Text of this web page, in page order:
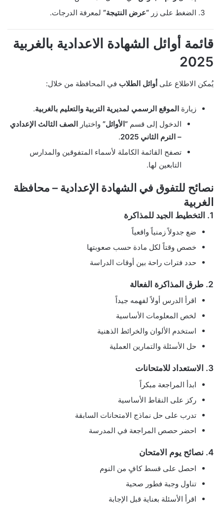
الضغط على زر “عرض النتيجة” لمعرفة الدرجات.
قائمة أوائل الشهادة الاعدادية بالغربية
2025
يُمكن الاطلاع على أوائل الطلاب في المحافظة من خلال:
زيارة الموقع الرسمي لمديرية التربية والتعليم بالغربية.
الدخول إلى قسم “الأوائل” واختيار
الصف الثالث الإعدادي
– الترم الثاني 2025
.
تصفح القائمة الكاملة لأسماء المتفوقين والمدارس
التابعين لها.
نصائح للتفوق في الشهادة الإعدادية – محافظة
الغربية
1. التخطيط الجيد للمذاكرة
ضع جدولاً زمنياً واقعياً
خصص وقتاً لكل مادة حسب صعوبتها
حدد فترات راحة بين أوقات الدراسة
2. طرق المذاكرة الفعالة
اقرأ الدرس أولاً لفهمه جيداً
لخص المعلومات الأساسية
استخدم الألوان والخرائط الذهنية
حل الأسئلة والتمارين العملية
3. الاستعداد للامتحانات
ابدأ المراجعة مبكراً
ركز على النقاط الأساسية
تدرب على حل نماذج الامتحانات السابقة
احضر حصص المراجعة في المدرسة
4. نصائح يوم الامتحان
احصل على قسط كافٍ من النوم
تناول وجبة فطور صحية
اقرأ الأسئلة بعناية قبل الإجابة